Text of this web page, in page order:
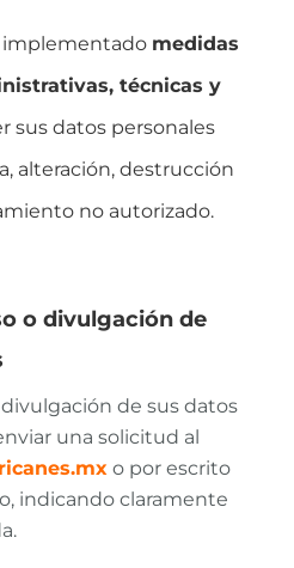
implementado medidas
técnicas y
sus datos personales
alteración, destrucción
no autorizado.
o divulgación de
de sus datos
una solicitud al
o por escrito
indicando claramente